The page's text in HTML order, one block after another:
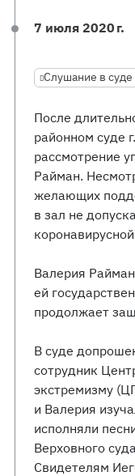
7 июля 2020 г.
Слушание в
После
районном суде
рассмотрение
Райман.
желающих
в зал не
Валерия
ей
продолжает
В суде
сотрудник
экстремизму
и Валерия
исполняли
Верховного
Свидетелям